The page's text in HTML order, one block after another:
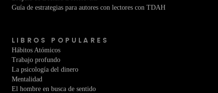
Guía de estrategias para autores con lectores con TDAH
LIBROS POPULARES
Hábitos Atómicos
Trabajo profundo
La psicología del dinero
Mentalidad
El hombre en busca de sentido